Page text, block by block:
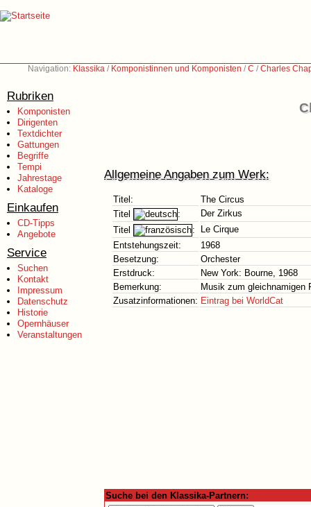
Navigation: Klassika / Komponistinnen und Komponisten /C /Charles
Rubriken
Komponisten
Dirigenten
Textdichter
Gattungen
Begriffe
Tempi
Jahrestage
Kataloge
Einkaufen
CD-Tipps
Angebote
Service
Suchen
Kontakt
Impressum
Datenschutz
Historie
Opernhäuser
Veranstaltungen
Allgemeine Angaben zum Werk:
Titel:
The Circus
Titel
:
Der Zirkus
Titel
:
Le Cirque
Entstehungszeit:
1968
Besetzung:
Orchester
Erstdruck:
New York: Bourne, 1968
Bemerkung:
Musik zum gleichnamigen
Zusatzinformationen: Eintrag bei WorldCat
Suche bei den Klassika-Partnern: